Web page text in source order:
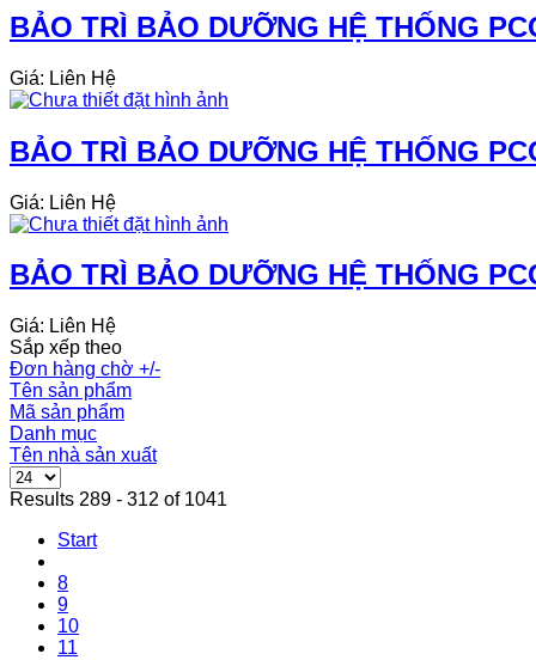
BẢO TRÌ BẢO DƯỠNG HỆ THỐNG
Giá: Liên Hệ
BẢO TRÌ BẢO DƯỠNG HỆ THỐNG
Giá: Liên Hệ
BẢO TRÌ BẢO DƯỠNG HỆ THỐNG
Giá: Liên Hệ
Sắp xếp theo
Đơn hàng chờ +/-
Tên sản phẩm
Mã sản phẩm
Danh mục
Tên nhà sản xuất
Results 289 - 312 of 1041
Start
8
9
10
11